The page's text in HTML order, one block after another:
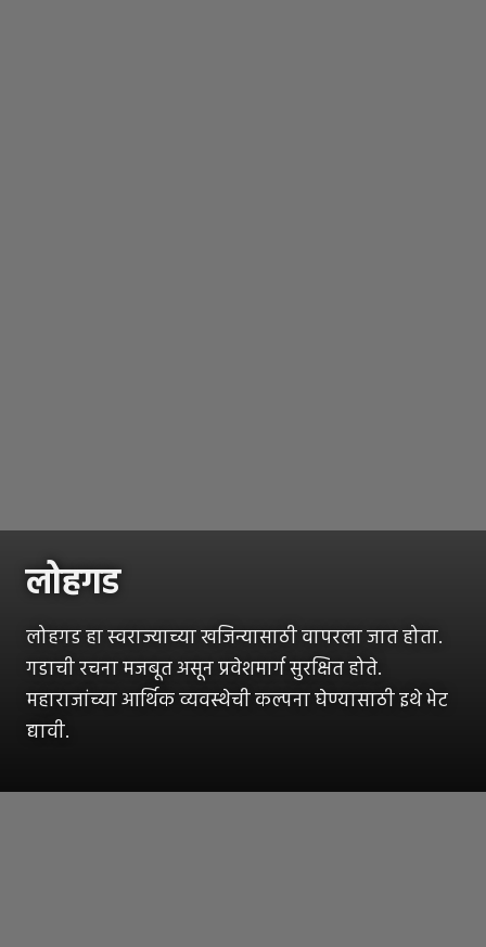
लोहगड
लोहगड हा स्वराज्याच्या खजिन्यासाठी वापरला जात होता.
गडाची रचना मजबूत असून प्रवेशमार्ग सुरक्षित होते.
महाराजांच्या आर्थिक व्यवस्थेची कल्पना घेण्यासाठी इथे भेट
द्यावी.